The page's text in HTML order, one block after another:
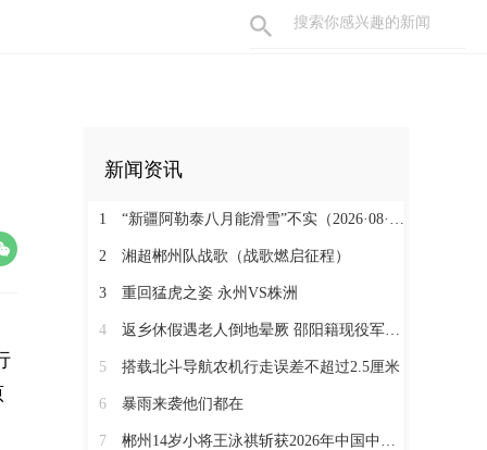
新闻资讯
1 “新疆阿勒泰八月能滑雪”不实（2026·08·07）
2 湘超郴州队战歌（战歌燃启征程）
3 重回猛虎之姿 永州VS株洲
4 返乡休假遇老人倒地晕厥 邵阳籍现役军人挺身而出
5 搭载北斗导航农机行走误差不超过2.5厘米
6 暴雨来袭他们都在
7 郴州14岁小将王泳祺斩获2026年中国中学生攀岩锦标赛一金两铜